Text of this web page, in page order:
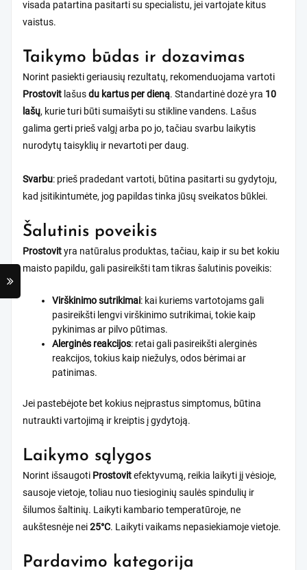
visada patartina pasitarti su specialistu, jei vartojate kitus
vaistus.
Taikymo būdas ir dozavimas
Norint pasiekti geriausių rezultatų, rekomenduojama vartoti
Prostovit lašusdu kartus per dieną. Standartinė dozė yra 10
lašų, kurie turi būti sumaišyti su stikline vandens. Lašus
galima gerti prieš valgį arba po jo, tačiau svarbu laikytis
nurodytų taisyklių ir nevartoti per daug.
Svarbu: prieš pradedant vartoti, būtina pasitarti su gydytoju,
kad įsitikintumėte, jog papildas tinka jūsų sveikatos būklei.
Šalutinis poveikis
Prostovityra natūralus produktas, tačiau, kaip ir su bet kokiu
maisto papildu, gali pasireikšti tam tikras šalutinis poveikis:
Virškinimo sutrikimai: kai kuriems vartotojams gali
pasireikšti lengvi virškinimo sutrikimai, tokie kaip
pykinimas ar pilvo pūtimas.
Alerginės reakcijos: retai gali pasireikšti alerginės
reakcijos, tokius kaip niežulys, odos bėrimai ar
patinimas.
Jei pastebėjote bet kokius neįprastus simptomus, būtina
nutraukti vartojimą ir kreiptis į gydytoją.
Laikymo sąlygos
Norint išsaugoti Prostovitefektyvumą, reikia laikyti jį vėsioje,
sausoje vietoje, toliau nuo tiesioginių saulės spindulių ir
šilumos šaltinių. Laikyti kambario temperatūroje, ne
aukštesnėje nei25°C. Laikyti vaikams nepasiekiamoje vietoje.
Pardavimo kategorija